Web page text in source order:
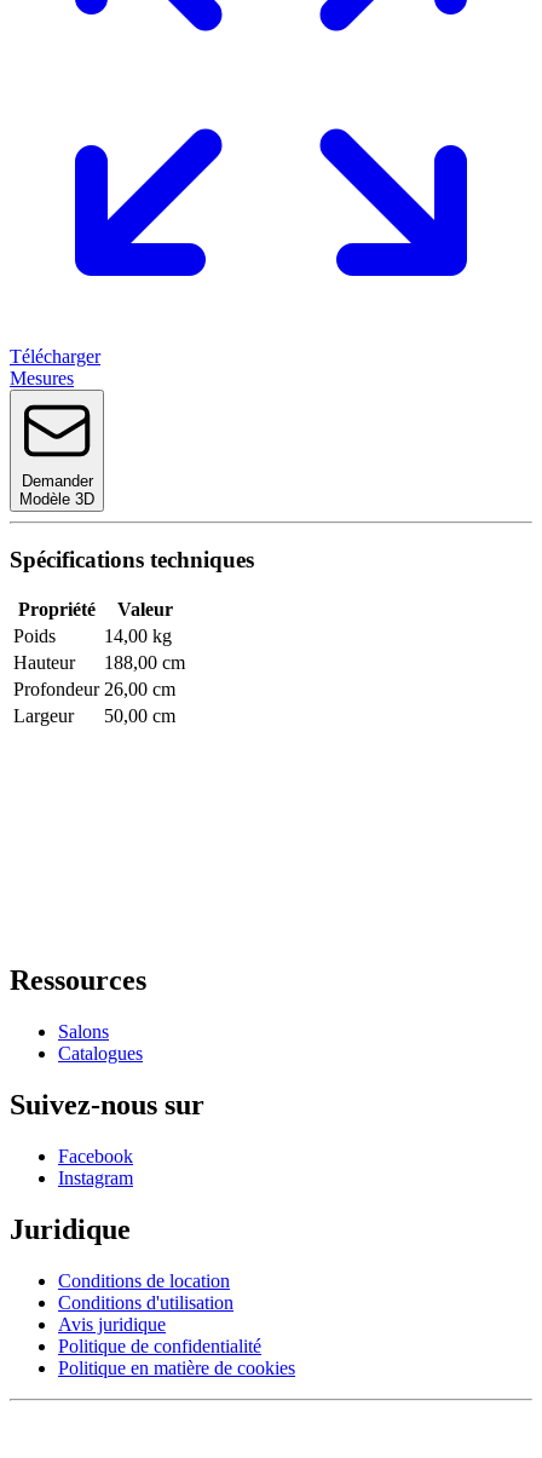
Télécharger
Mesures
Demander
Modèle 3D
Spécifications techniques
Propriété
Valeur
Poids
14,00 kg
Hauteur
188,00 cm
Profondeur 26,00 cm
Largeur
50,00 cm
Ressources
Salons
Catalogues
Suivez-nous sur
Facebook
Instagram
Juridique
Conditions de location
Conditions d'utilisation
Avis juridique
Politique de confidentialité
Politique en matière de cookies